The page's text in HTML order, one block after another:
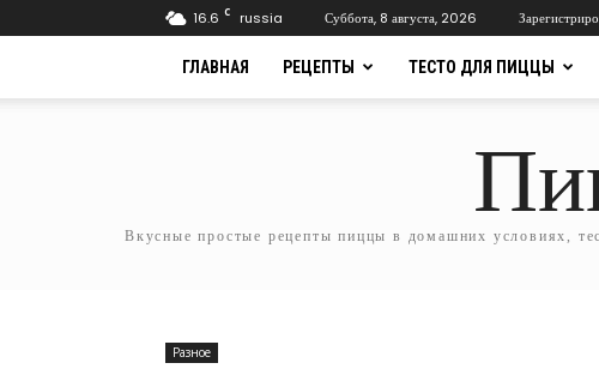
16.6 C russia Суббота, 8 августа, 2026
ГЛАВНАЯ РЕЦЕПТЫ ТЕСТО ДЛЯ ПИЦЦЫ
Вкусные простые рецепты пиццы в домашних условиях,
Разное